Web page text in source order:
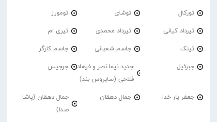
تورکال توشای تومورز
تیرداد کیانی تیرداد محمدی تیری ام
تینک جاسم شعبانی جاسم کارگر
جبرئیل
جدید نیما نصر و فرهاد
فلاحی (سایروس بند)
جرجیس
جعفر یار خدا جمال دهقان
جمال دهقان (پاشا
صدا)